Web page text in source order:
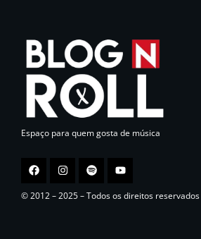
Espaço para quem gosta de música
© 2012 – 2025 – Todos os direitos reservados